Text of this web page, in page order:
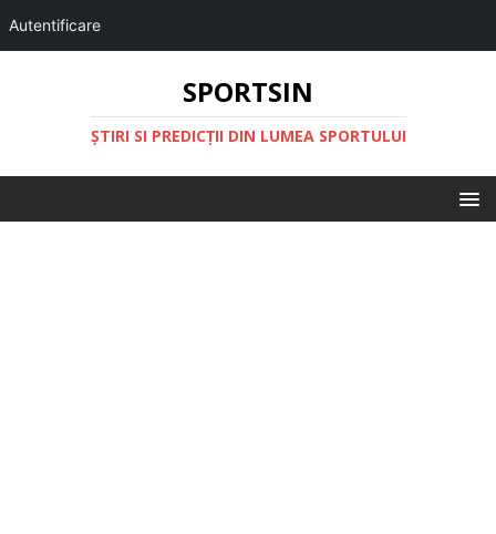
Autentificare
SPORTSIN
ŞTIRI SI PREDICŢII DIN LUMEA SPORTULUI